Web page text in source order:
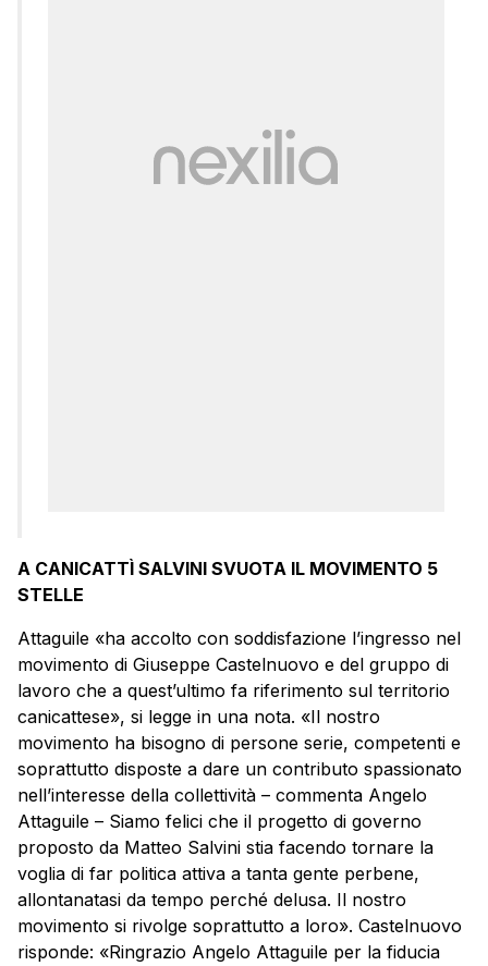
A CANICATTÌ SALVINI SVUOTA IL MOVIMENTO 5
STELLE
Attaguile «ha accolto con soddisfazione l’ingresso nel
movimento di Giuseppe Castelnuovo e del gruppo di
lavoro che a quest’ultimo fa riferimento sul territorio
canicattese», si legge in una nota. «Il nostro
movimento ha bisogno di persone serie, competenti e
soprattutto disposte a dare un contributo spassionato
nell’interesse della collettività – commenta Angelo
Attaguile – Siamo felici che il progetto di governo
proposto da Matteo Salvini stia facendo tornare la
voglia di far politica attiva a tanta gente perbene,
allontanatasi da tempo perché delusa. Il nostro
movimento si rivolge soprattutto a loro». Castelnuovo
risponde: «Ringrazio Angelo Attaguile per la fiducia